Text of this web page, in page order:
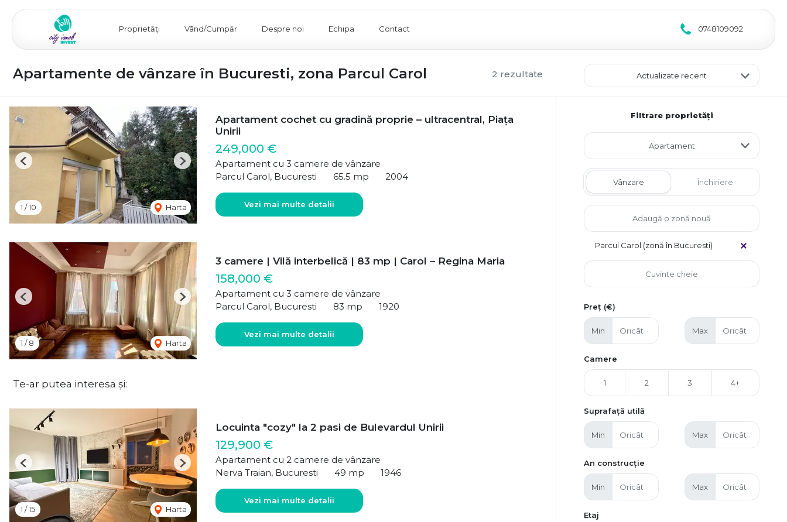
Proprietăți Vând/Cumpăr Despre noi Echipa Contact 0748109092
2 rezultate
Apartamente de vânzare în Bucuresti, zona Parcul Carol Actualizate recent
1 /10 Harta
Previous Next
Apartament cochet cu gradină proprie – ultracentral, Piața
Unirii
249,000 €
Apartament cu 3 camere de vânzare
Parcul Carol, Bucuresti
65.5 mp 2004
Vezi mai multe detalii
1 /8 Harta
Previous Next
3 camere | Vilă interbelică | 83 mp | Carol – Regina Maria
158,000 €
Apartament cu 3 camere de vânzare
Parcul Carol, Bucuresti
83 mp 1920
Vezi mai multe detalii
Te-ar putea interesa și:
1 /15 Harta
Previous Next
Locuinta "cozy" la 2 pasi de Bulevardul Unirii
129,900 €
Apartament cu 2 camere de vânzare
Nerva Traian, Bucuresti
49 mp 1946
Vezi mai multe detalii
Filtrare proprietăți
Apartament
Vânzare Închiriere
Parcul Carol (zonă în Bucuresti)
Preț (€)
Min Max
Camere
1 2 3 4+
Suprafață utilă
Min Max
An construcție
Min Max
Etaj